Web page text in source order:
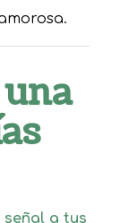
señal a tus